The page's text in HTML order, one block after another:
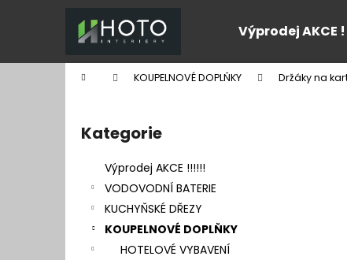
Výprodej AKCE
Domů KOUPELNOVÉ DOPLŇKY Držáky na
Přeskočit
kategorie
Kategorie
Výprodej AKCE !!!!!!
VODOVODNÍ BATERIE
KUCHYŇSKÉ DŘEZY
KOUPELNOVÉ DOPLŇKY
HOTELOVÉ VYBAVENÍ
í
Zpět
do
Zpět
do